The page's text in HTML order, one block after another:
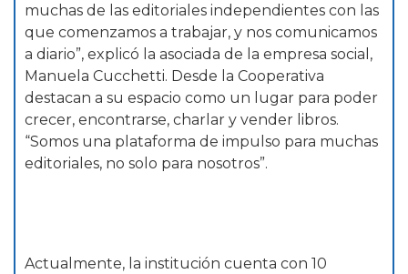
muchas de las editoriales independientes con las
que comenzamos a trabajar, y nos comunicamos
a diario”, explicó la asociada de la empresa social,
Manuela Cucchetti. Desde la Cooperativa
destacan a su espacio como un lugar para poder
crecer, encontrarse, charlar y vender libros.
“Somos una plataforma de impulso para muchas
editoriales, no solo para nosotros”.
Actualmente, la institución cuenta con 10